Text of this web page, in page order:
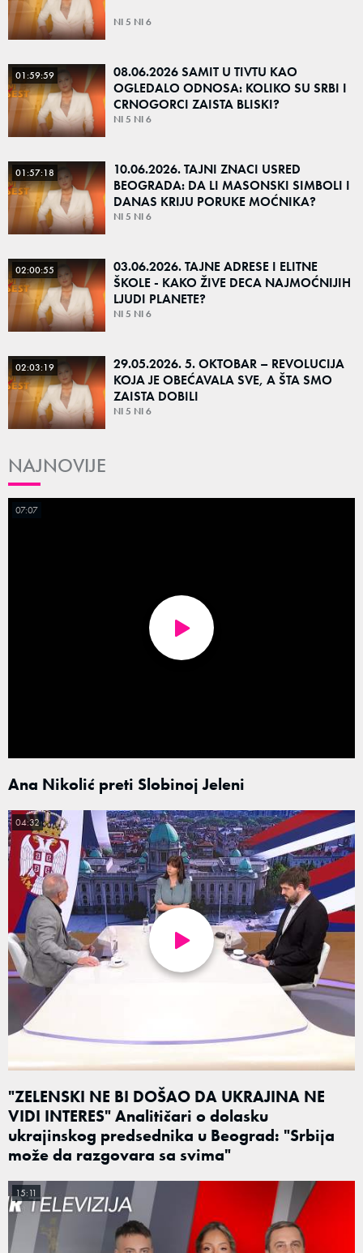
NI 5 NI 6
01:59:59
08.06.2026 SAMIT U TIVTU KAO
OGLEDALO ODNOSA: KOLIKO SU SRBI I
CRNOGORCI ZAISTA BLISKI?
NI 5 NI 6
01:57:18
10.06.2026. TAJNI ZNACI USRED
BEOGRADA: DA LI MASONSKI SIMBOLI I
DANAS KRIJU PORUKE MOĆNIKA?
NI 5 NI 6
02:00:55
03.06.2026. TAJNE ADRESE I ELITNE
ŠKOLE - KAKO ŽIVE DECA NAJMOĆNIJIH
LJUDI PLANETE?
NI 5 NI 6
02:03:19
29.05.2026. 5. OKTOBAR – REVOLUCIJA
KOJA JE OBEĆAVALA SVE, A ŠTA SMO
ZAISTA DOBILI
NI 5 NI 6
NAJNOVIJE
Ana Nikolić preti Slobinoj Jeleni
07:07
"ZELENSKI NE BI DOŠAO DA UKRAJINA NE
VIDI INTERES" Analitičari o dolasku
ukrajinskog predsednika u Beograd: "Srbija
može da razgovara sa svima"
04:32
15:11